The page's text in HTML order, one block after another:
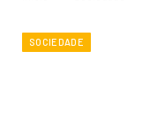
SOCIEDADE